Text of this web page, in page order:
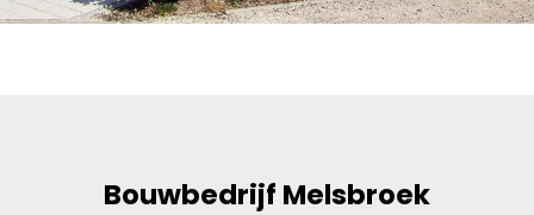
Bouwbedrijf Melsbroek